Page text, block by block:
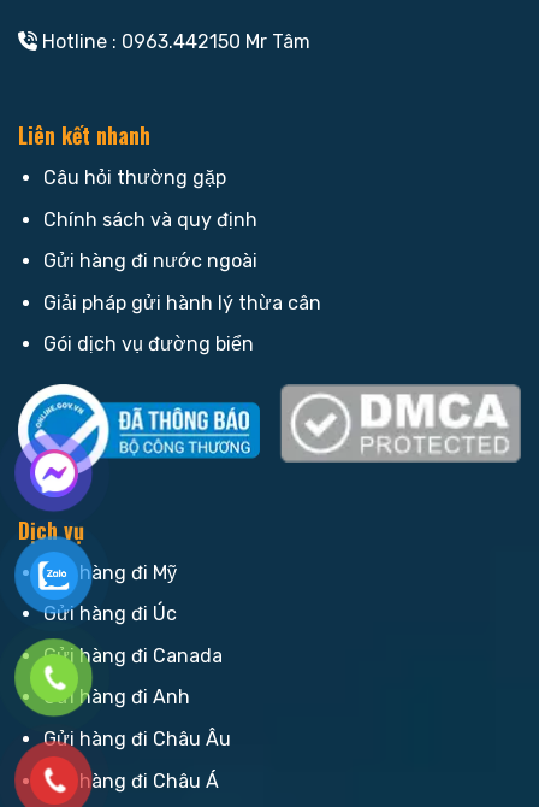
Hotline : 0963.442150 Mr Tâm
Liên kết nhanh
Câu hỏi thường gặp
Chính sách và quy định
Gửi hàng đi nước ngoài
Giải pháp gửi hành lý thừa cân
Gói dịch vụ đường biển
Dịch vụ
Gửi hàng đi Mỹ
Gửi hàng đi Úc
Gửi hàng đi Canada
Gửi hàng đi Anh
Gửi hàng đi Châu Âu
Gửi hàng đi Châu Á